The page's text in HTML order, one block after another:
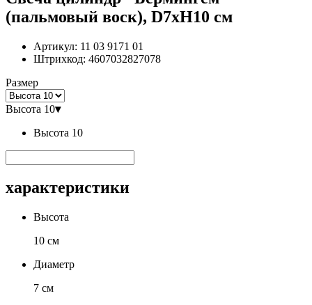
(пальмовый воск), D7хН10 см
Артикул: 11 03 9171 01
Штрихкод: 4607032827078
Размер
Высота 10▾
Высота 10
характеристики
Высота
10 см
Диаметр
7 см